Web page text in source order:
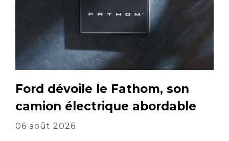
Ford dévoile le Fathom, son
camion électrique abordable
06 août 2026